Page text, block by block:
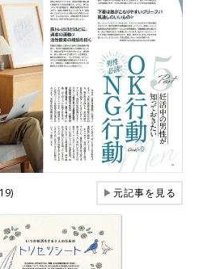
▶元記事を見る